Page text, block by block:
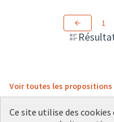
1
Voir toutes les propositions
Ce site utilise des